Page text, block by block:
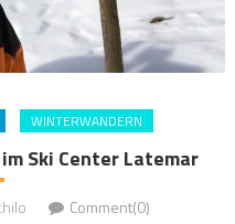
WINTERWANDERN
Ski Center Latemar
Comment(0)